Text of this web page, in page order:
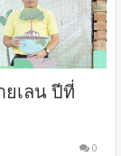
เลน ปีที่
0